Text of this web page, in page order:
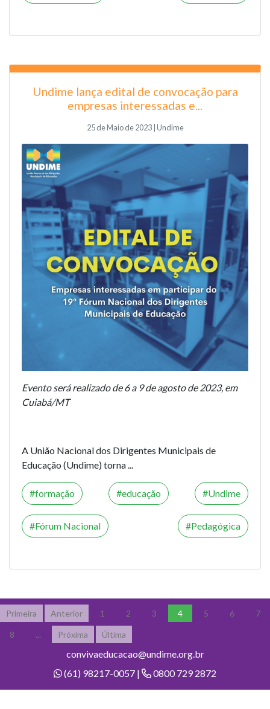
Undime lança edital de convocação para
empresas interessadas e...
25 de Maio de 2023 | Undime
Evento será realizado de 6 a 9 de agosto de 2023, em
Cuiabá/MT
A União Nacional dos Dirigentes Municipais de
Educação (Undime) torna ...
formação educação Undime
Fórum Nacional Pedagógica
Primeira Anterior 1 2 3 4 5 6 7
8 ... Próxima Última
convivaeducacao@undime.org.br
(61) 98217-0057 |
0800 729 2872